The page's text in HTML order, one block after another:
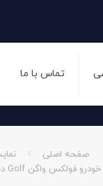
تماس با ما
صفحه اصلی
خودرو فولکس واگن Golf دنده ای سال 1992